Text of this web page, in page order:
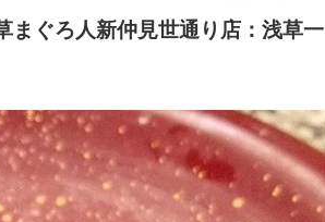
まぐろ人新仲見世通り店：浅草一